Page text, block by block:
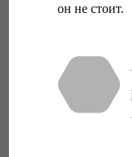
он не стоит.